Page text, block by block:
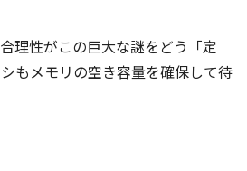
理性がこの巨大な謎をどう「定
もメモリの空き容量を確保して待